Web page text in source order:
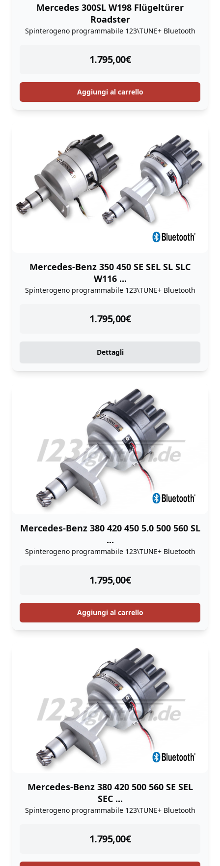
Mercedes 300SL W198 Flügeltürer
Roadster
Spinterogeno programmabile 123\TUNE+ Bluetooth
1.795,00€
instock
Aggiungi al carrello
Mercedes-Benz 350 450 SE SEL SL SLC
W116 ...
Spinterogeno programmabile 123\TUNE+ Bluetooth
1.795,00€
instock
Dettagli
Mercedes-Benz 380 420 450 5.0 500 560 SL
...
Spinterogeno programmabile 123\TUNE+ Bluetooth
1.795,00€
instock
Aggiungi al carrello
Mercedes-Benz 380 420 500 560 SE SEL
SEC ...
Spinterogeno programmabile 123\TUNE+ Bluetooth
1.795,00€
instock